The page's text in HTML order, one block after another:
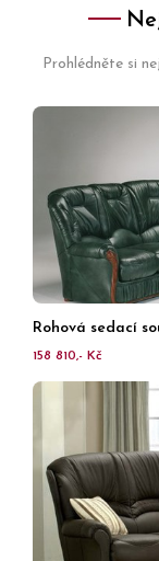
Prohlédněte si
Rohová sedací
158 810,- Kč